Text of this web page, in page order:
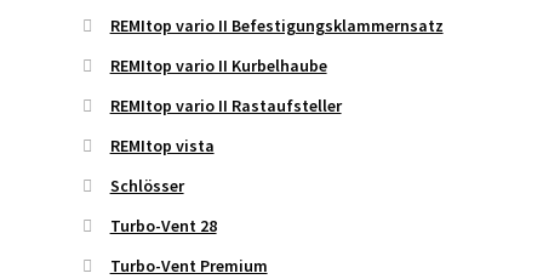
REMItop vario II Befestigungsklammernsatz
REMItop vario II Kurbelhaube
REMItop vario II Rastaufsteller
REMItop vista
Schlösser
Turbo-Vent 28
Turbo-Vent Premium